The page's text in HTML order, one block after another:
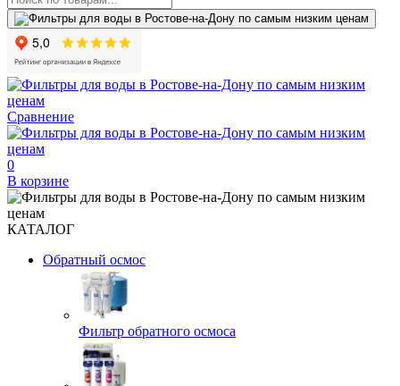
Сравнение
0
В корзине
КАТАЛОГ
Обратный осмос
Фильтр обратного осмоса